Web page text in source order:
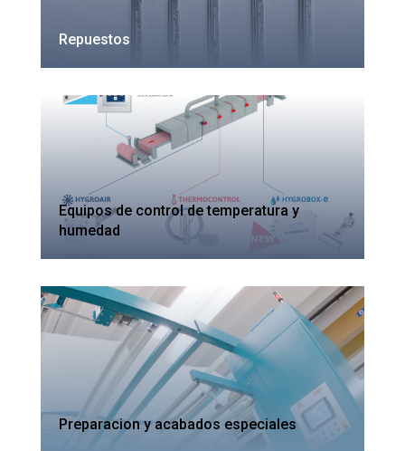
Repuestos
Equipos de control de temperatura y
humedad
Preparacion y acabados especiales